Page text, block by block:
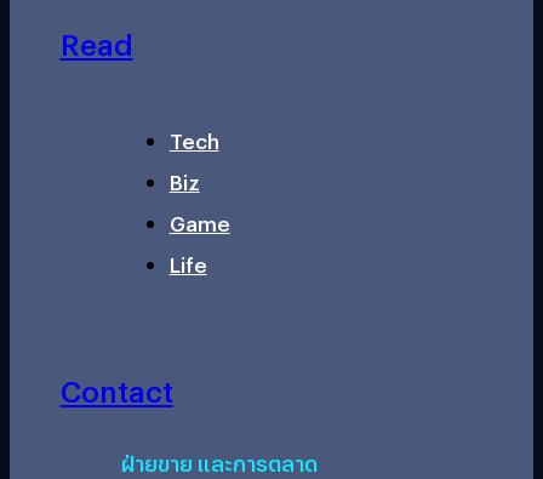
Read
Tech
Biz
Game
Life
Contact
ฝ่ายขาย และการตลาด